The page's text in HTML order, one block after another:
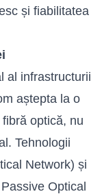
și fiabilitatea
al infrastructurii
aștepta la o
optică, nu
Tehnologii
Network) și
Optical